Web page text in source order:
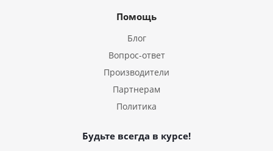
Помощь
Блог
Вопрос-ответ
Производители
Партнерам
Политика
Будьте всегда в курсе!